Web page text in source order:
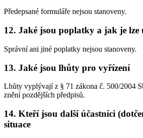
Předepsané formuláře nejsou stanoveny.
12. Jaké jsou poplatky a jak je
Správní ani jiné poplatky nejsou stanoveny.
13. Jaké jsou lhůty pro vyřízení
Lhůty vyplývají z § 71 zákona č. 500/2004
znění pozdějších předpisů.
14. Kteří jsou další účastníci
situace